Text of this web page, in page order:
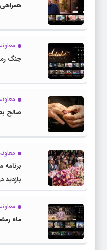
جنگ
صالح
ماه